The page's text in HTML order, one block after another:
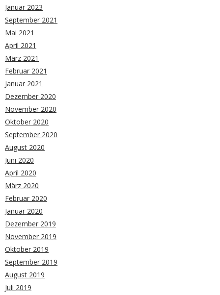
Januar 2023
September 2021
Mai 2021
April 2021
März 2021
Februar 2021
Januar 2021
Dezember 2020
November 2020
Oktober 2020
September 2020
August 2020
Juni 2020
April 2020
März 2020
Februar 2020
Januar 2020
Dezember 2019
November 2019
Oktober 2019
September 2019
August 2019
Juli 2019